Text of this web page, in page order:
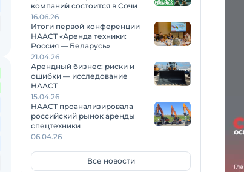
компаний состоится в Сочи
16.06.26
Итоги первой конференции
НААСТ «Аренда техники:
Россия — Беларусь»
21.04.26
Арендный бизнес: риски и
ошибки — исследование
НААСТ
15.04.26
НААСТ проанализировала
российский рынок аренды
спецтехники
06.04.26
Все новости